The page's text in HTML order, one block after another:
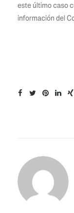
este último caso
información del